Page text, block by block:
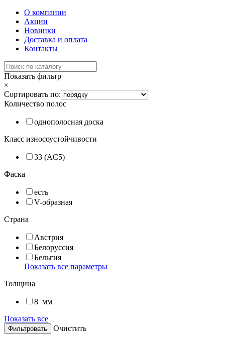
О компании
Акции
Новинки
Доставка и оплата
Контакты
Показать фильтр
×
Сортировать по:
Количество полос
однополосная доска
Класс износоустойчивости
33 (AC5)
Фаска
есть
V-образная
Страна
Австрия
Белоруссия
Бельгия
Показать все параметры
Толщина
8 мм
Показать все
Очистить